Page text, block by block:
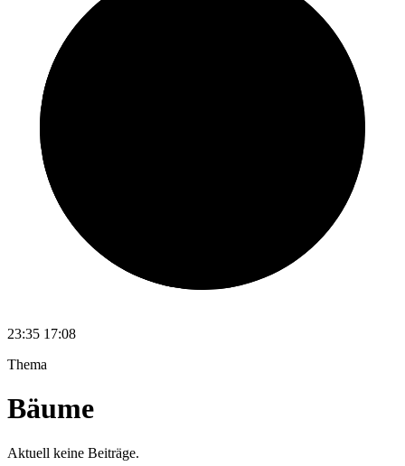
23:35 17:08
Thema
Bäume
Aktuell keine Beiträge.